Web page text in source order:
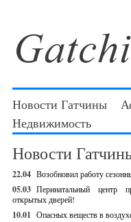
Новости Гатчины
Недвижимость
Новости
22.04 Возобновил работу
05.03 Перинатальный центр
открытых дверей!
10.01 Опасных веществ в